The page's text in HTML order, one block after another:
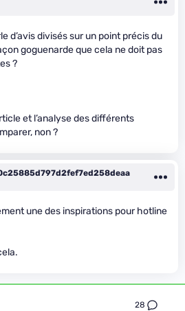
28
d’avis divisés sur un point précis du
goguenarde que cela ne doit pas
?
et l’analyse des différents
non ?
une des inspirations pour hotline